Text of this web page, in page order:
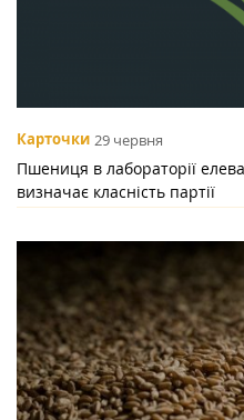
Карточки 29 червня
Пшениця в лабораторії
визначає класність партії